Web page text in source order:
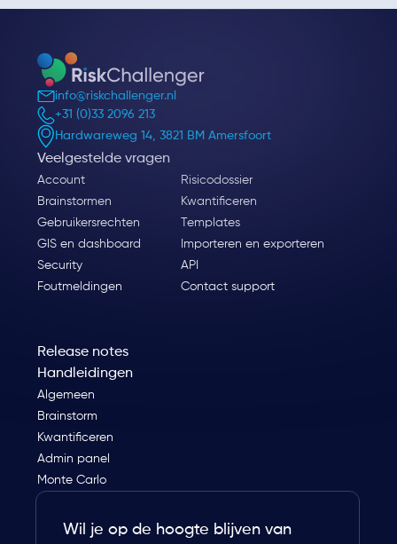
info@riskchallenger.nl
+31 (0)33 2096 213
Hardwareweg 14, 3821 BM Amersfoort
Veelgestelde vragen
Account
Risicodossier
Brainstormen
Kwantificeren
Gebruikersrechten
Templates
GIS en dashboard
Importeren en exporteren
Security
API
Foutmeldingen
Contact support
Release notes
Handleidingen
Algemeen
Brainstorm
Kwantificeren
Admin panel
Monte Carlo
Wil je op de hoogte blijven van